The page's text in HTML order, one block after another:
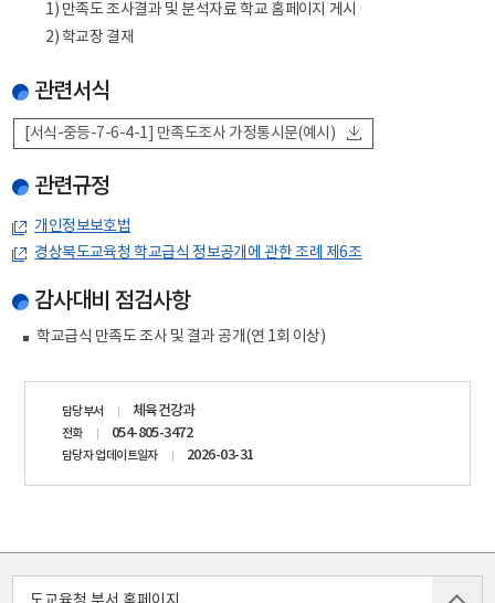
1) 만족도 조사결과 및 분석자료 학교 홈페이지 게시
2) 학교장 결재
관련서식
[서식-중등-7-6-4-1] 만족도조사 가정통시문(예시)
관련규정
개인정보보호법
경상북도교육청 학교급식 정보공개에 관한 조례 제6조
감사대비 점검사항
학교급식 만족도 조사 및 결과 공개(연 1회 이상)
담당부서 체육건강과
전화 054-805-3472
담당자 업데이트일자 2026-03-31